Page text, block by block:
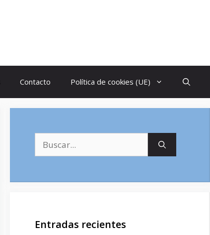
Contacto Política de cookies (UE)
Entradas recientes